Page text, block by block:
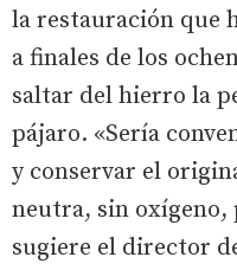
la restauración que
a finales de los
saltar del hierro la
pájaro. «Sería
y conservar el
neutra, sin oxígeno,
sugiere el director